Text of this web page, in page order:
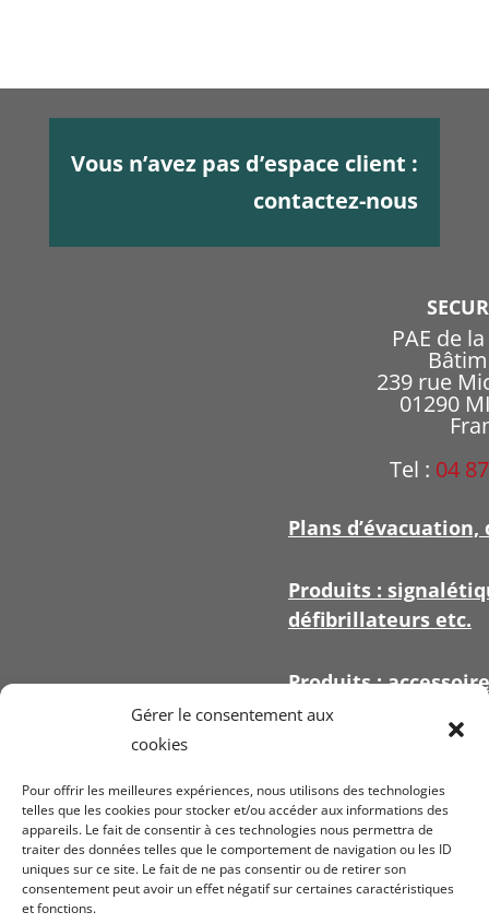
Gérer le consentement aux
cookies
Pour offrir les meilleures expériences, nous utilisons des technologies
telles que les cookies pour stocker et/ou accéder aux informations des
appareils. Le fait de consentir à ces technologies nous permettra de
traiter des données telles que le comportement de navigation ou les ID
uniques sur ce site. Le fait de ne pas consentir ou de retirer son
consentement peut avoir un effet négatif sur certaines caractéristiques
et fonctions.
Vous n’avez pas d’espace client :
contactez-nous
PAE de
239 rue
01290
Tel : 04
Plans
Produits :
défibrillateurs etc.
Produits :
signalétique
Voir nos